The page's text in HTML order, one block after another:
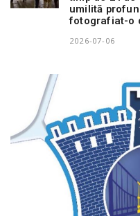
umilită
fotografiat-o
2026-07-06